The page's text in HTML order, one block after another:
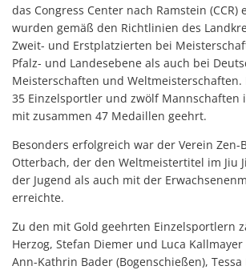
das Congress Center nach Ramstein
wurden gemäß den Richtlinien des
Zweit- und Erstplatzierten bei
Pfalz- und Landesebene als auch bei
Meisterschaften und Weltmeisterschaften.
35 Einzelsportler und zwölf Mannschaften
mit zusammen 47 Medaillen geehrt.
Besonders erfolgreich war der Verein Zen-
Otterbach, der den Weltmeistertitel im Jiu
der Jugend als auch mit der
erreichte.
Zu den mit Gold geehrten Einzelsportlern
Herzog, Stefan Diemer und Luca Kallmayer
Ann-Kathrin Bader (Bogenschießen),